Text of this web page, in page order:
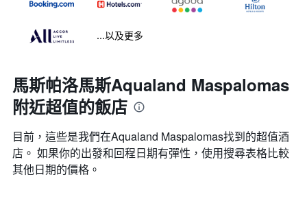
...以及更多
馬斯帕洛馬斯Aqualand Maspalomas
附近超值的飯店
目前，這些是我們在Aqualand Maspalomas找到的超值酒
店。 如果你的出發和回程日期有彈性，使用搜尋表格比較
其他日期的價格。